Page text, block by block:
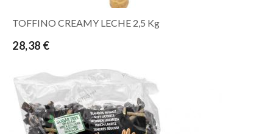
TOFFINO CREAMY LECHE 2,5 Kg
28,38 €